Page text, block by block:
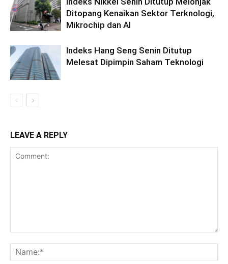
Ditopang Kenaikan Sektor Terknologi,
Mikrochip dan AI
Indeks Hang Seng Senin Ditutup
Melesat Dipimpin Saham Teknologi
LEAVE A REPLY